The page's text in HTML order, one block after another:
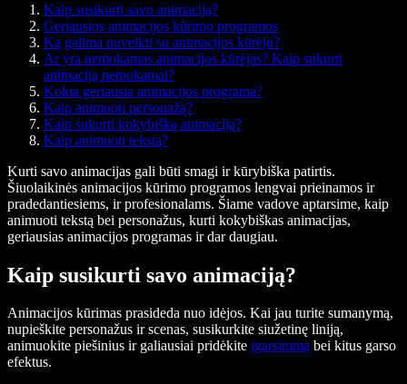
Kaip susikurti savo animaciją?
Geriausios animacijos kūrimo programos
Ką galima nuveikti su animacijos kūrėju?
Ar yra nemokamas animacijos kūrėjas? Kaip sukurti
animaciją nemokamai?
Kokia geriausia animacijos programa?
Kaip animuoti personažą?
Kaip sukurti kokybišką animaciją?
Kaip animuoti tekstą?
Kurti savo animacijas gali būti smagi ir kūrybiška patirtis.
Šiuolaikinės animacijos kūrimo programos lengvai prieinamos ir
pradedantiesiems, ir profesionalams. Šiame vadove aptarsime, kaip
animuoti tekstą bei personažus, kurti kokybiškas animacijas,
geriausias animacijos programas ir dar daugiau.
Kaip susikurti savo animaciją?
Animacijos kūrimas prasideda nuo idėjos. Kai jau turite sumanymą,
nupieškite personažus ir scenas, susikurkite siužetinę liniją,
animuokite piešinius ir galiausiai pridėkite įgarsinimą bei kitus garso
efektus.